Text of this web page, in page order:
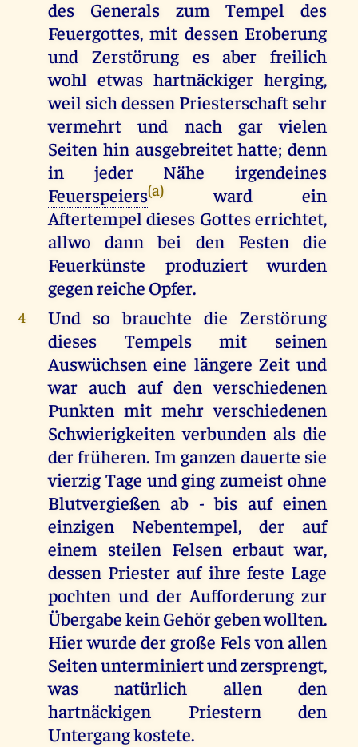
des Generals zum Tempel des
Feuergottes, mit dessen Eroberung
und Zerstörung es aber freilich
wohl etwas hartnäckiger herging,
weil sich dessen Priesterschaft sehr
vermehrt und nach gar vielen
Seiten hin ausgebreitet hatte; denn
in jeder Nähe irgendeines
Feuerspeiers(a)ward ein
Aftertempel dieses Gottes errichtet,
allwo dann bei den Festen die
Feuerkünste produziert wurden
gegen reiche Opfer.
4
Und so brauchte die Zerstörung
dieses Tempels mit seinen
Auswüchsen eine längere Zeit und
war auch auf den verschiedenen
Punkten mit mehr verschiedenen
Schwierigkeiten verbunden als die
der früheren. Im ganzen dauerte sie
vierzig Tage und ging zumeist ohne
Blutvergießen ab - bis auf einen
einzigen Nebentempel, der auf
einem steilen Felsen erbaut war,
dessen Priester auf ihre feste Lage
pochten und der Aufforderung zur
Übergabe kein Gehör geben wollten.
Hier wurde der große Fels von allen
Seiten unterminiert und zersprengt,
was natürlich allen den
hartnäckigen Priestern den
Untergang kostete.